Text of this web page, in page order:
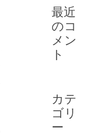
最近
のコ
メン
ト
カテ
ゴリ
ー